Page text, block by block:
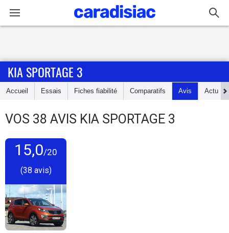
Accueil
Essais
Guide
Electriques
Utilitaires
KIA SPORTAGE 3
Accueil Essais Fiches fiabilité Comparatifs Avis Actu
VOS 38 AVIS KIA SPORTAGE 3
15,0/20
(38 avis)